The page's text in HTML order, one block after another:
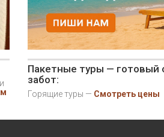
Пакетные туры — готовый
забот:
Горящие туры — Смотреть цены